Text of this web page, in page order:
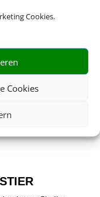
Cookies.
Cookies
im Paket